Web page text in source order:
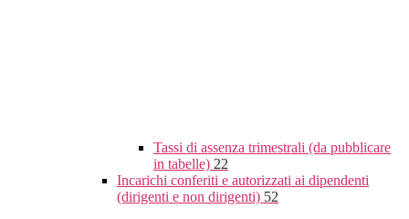
Tassi di assenza trimestrali (da pubblicare
in tabelle) 22
Incarichi conferiti e autorizzati ai dipendenti
(dirigenti e non dirigenti) 52